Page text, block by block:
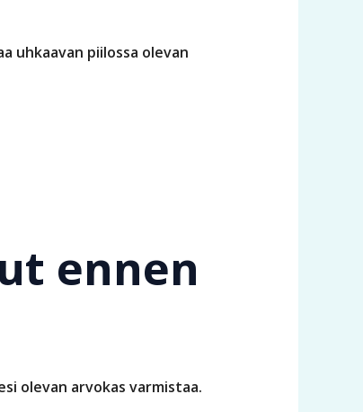
uhkaavan piilossa olevan
ennen
olevan arvokas varmistaa.